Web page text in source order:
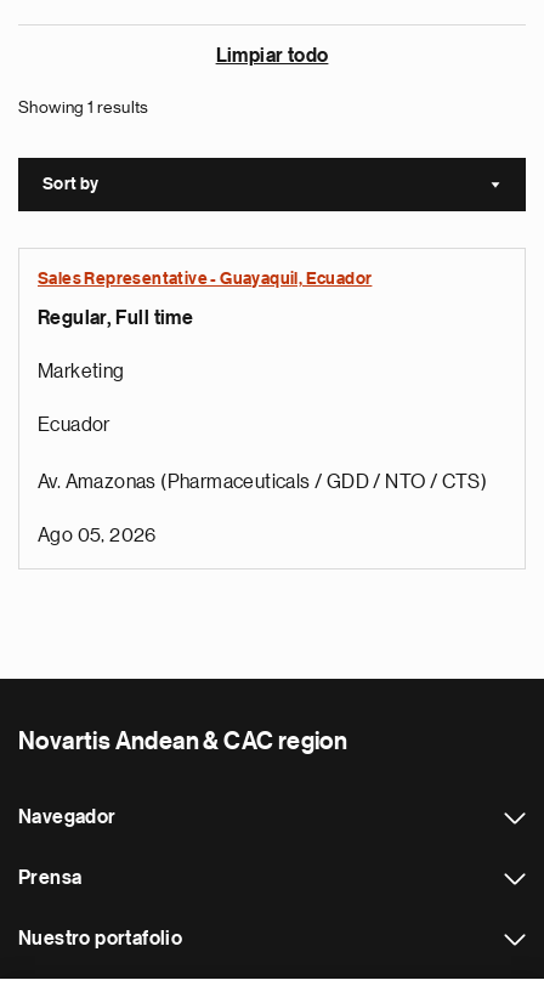
Limpiar todo
Showing 1 results
Sort by Sort
Sales Representative - Guayaquil, Ecuador
Regular, Full time
Marketing
Ecuador
Av. Amazonas (Pharmaceuticals / GDD / NTO / CTS)
Ago 05, 2026
Novartis Andean & CAC region
Navegador
Prensa
Nuestro portafolio